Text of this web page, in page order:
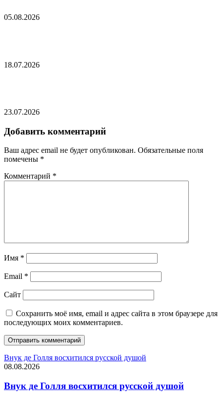
05.08.2026
18.07.2026
23.07.2026
Добавить комментарий
Ваш адрес email не будет опубликован. Обязательные поля
помечены *
Комментарий *
Имя *
Email *
Сайт
Сохранить моё имя, email и адрес сайта в этом браузере для
последующих моих комментариев.
Внук де Голля восхитился русской душой
08.08.2026
Внук де Голля восхитился русской душой